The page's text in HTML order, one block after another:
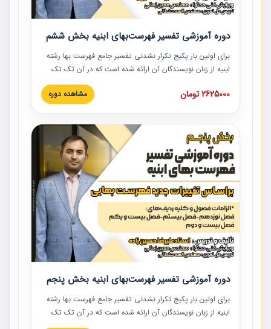
دوره آموزشی تفسیر فهرست‌بهای ابنیه بخش ششم
برای اولین بار پکیج تکرار نشدنی تفسیر جامع فهرست بها رشته
ابنیه از زبان نویسندگان آن ارائه شده است که در آن تک تک
ردیف ها و مطالب فهرست بها تفسیر و ارائه شده است. این
دوره به صورت کامل تصویری بوده و به همراه تصاویر عملیات
دوره با کلام مهندس علیرضاحسین‌زاده مدیر پروژه مهندسی
مشاور در امر بازنگری فهرست بها رشته ابنیه ارائه شده و به تمام
همکارانی که در حوزه صنعت ساخت در حال فعالیت هستند حتما
توصیه می کنیم از مطالب این دوره استفاده نمایند.
2625000 تومان مشاهده دوره
دوره آموزشی تفسیر فهرست‌بهای ابنیه بخش پنجم
برای اولین بار پکیج تکرار نشدنی تفسیر جامع فهرست بها رشته
ابنیه از زبان نویسندگان آن ارائه شده است که در آن تک تک
ردیف ها و مطالب فهرست بها تفسیر و ارائه شده است. این